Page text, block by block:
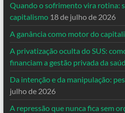
Quando o sofrimento vira rotina:
capitalismo 18 de julho de 2026
A ganância como motor do
A privatização oculta do SUS:
financiam a gestão privada da
Da intenção e da manipulação:
julho de 2026
A repressão que nunca fica sem